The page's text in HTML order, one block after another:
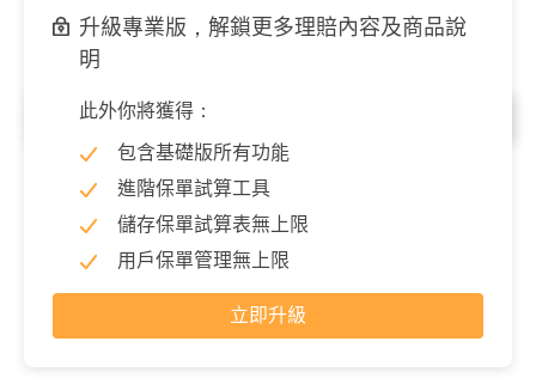
意外殘廢
殘廢保險金
因意外導致殘廢時，依殘廢等級表理賠一次性保險金，展開
升級專業版，解鎖更多理賠內容及商品說
明
此外你將獲得：
包含基礎版所有功能
進階保單試算工具
儲存保單試算表無上限
用戶保單管理無上限
立即升級